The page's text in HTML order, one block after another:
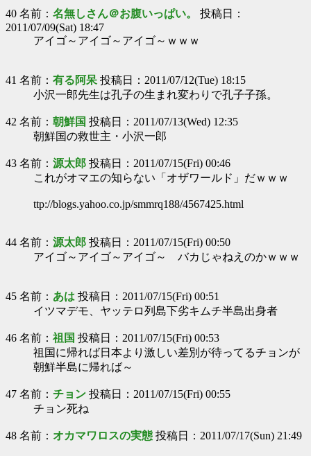
40 名前： 名無しさん＠お腹いっぱい。 投稿日：
2011/07/09(Sat) 18:47
アイゴ～アイゴ～アイゴ～ｗｗｗ
41 名前： 有る阿呆 投稿日：2011/07/12(Tue) 18:15
小沢一郎先生は孔子の生まれ変わりで孔子子孫。
42 名前： 朝鮮国 投稿日：2011/07/13(Wed) 12:35
朝鮮国の救世主・小沢一郎
43 名前： 源太郎 投稿日：2011/07/15(Fri) 00:46
これがオマエの知らない「オザワールド」だｗｗｗ
ttp://blogs.yahoo.co.jp/smmrq188/4567425.html
44 名前： 源太郎 投稿日：2011/07/15(Fri) 00:50
アイゴ～アイゴ～アイゴ～ バカじゃねえのかｗｗｗ
45 名前： あは 投稿日：2011/07/15(Fri) 00:51
イツマデモ、ヤッテロ列島下劣キムチ半島出身者
46 名前： 祖国 投稿日：2011/07/15(Fri) 00:53
祖国に帰れば日本より激しい差別が待ってるチョンが
朝鮮半島に帰れば～
47 名前： チョン 投稿日：2011/07/15(Fri) 00:55
チョン死ね
48 名前： オカマワロスの実態 投稿日：2011/07/17(Sun) 21:49